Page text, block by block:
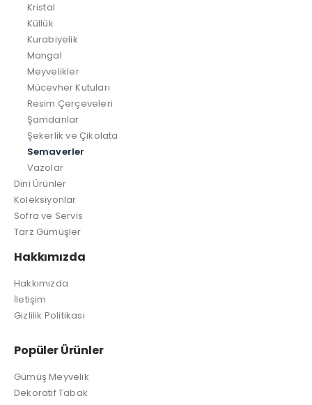
Kristal
Küllük
Kurabiyelik
Mangal
Meyvelikler
Mücevher Kutuları
Resim Çerçeveleri
Şamdanlar
Şekerlik ve Çikolata
Semaverler
Vazolar
Dini Ürünler
Koleksiyonlar
Sofra ve Servis
Tarz Gümüşler
Hakkımızda
Hakkımızda
İletişim
Gizlilik Politikası
Popüler Ürünler
Gümüş Meyvelik
Dekoratif Tabak